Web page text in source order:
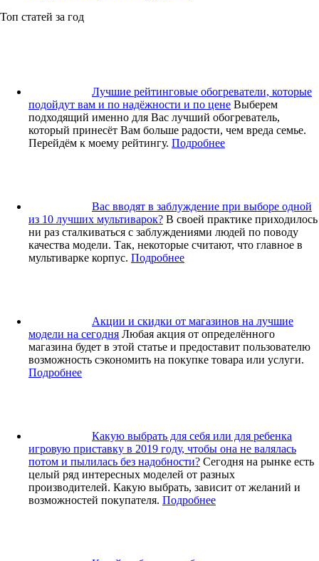
Топ статей за год
Лучшие рейтинговые обогреватели, которые
подойдут вам и по надёжности и по цене Выберем
подходящий именно для Вас лучший обогреватель,
который принесёт Вам больше радости, чем вреда семье.
Перейдём к моему рейтингу. Подробнее
Вас вводят в заблуждение при выборе одной
из 10 лучших мультиварок? В своей практике приходилось
ни раз сталкиваться с заблуждениями людей по поводу
качества модели. Так, некоторые считают, что главное в
мультиварке корпус. Подробнее
Акции и скидки от магазинов на лучшие
модели на сегодня Любая акция от определённого
магазина будет в этой статье и предоставит пользователю
возможность сэкономить на покупке товара или услуги.
Подробнее
Какую выбрать для себя или для ребенка
игровую приставку в 2019 году, чтобы она не валялась
потом и пылилась без надобности? Сегодня на рынке есть
целый ряд интересных моделей от разных
производителей. Какую выбрать, зависит от желаний и
возможностей покупателя. Подробнее